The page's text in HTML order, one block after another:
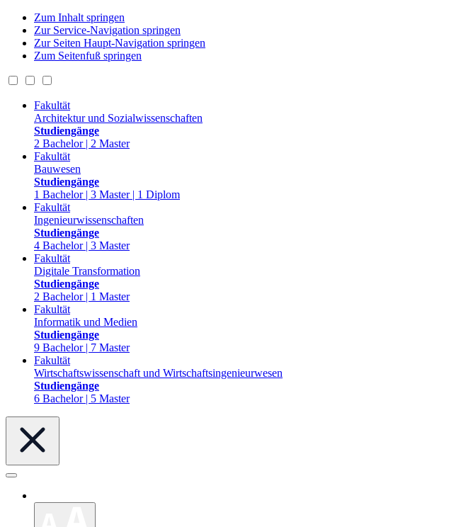
Zum Inhalt springen
Zur Service-Navigation springen
Zur Seiten Haupt-Navigation springen
Zum Seitenfuß springen
Fakultät
Architektur und Sozialwissenschaften
Studiengänge
2 Bachelor | 2 Master
Fakultät
Bauwesen
Studiengänge
1 Bachelor | 3 Master | 1 Diplom
Fakultät
Ingenieurwissenschaften
Studiengänge
4 Bachelor | 3 Master
Fakultät
Digitale Transformation
Studiengänge
2 Bachelor | 1 Master
Fakultät
Informatik und Medien
Studiengänge
9 Bachelor | 7 Master
Fakultät
Wirtschaftswissenschaft und Wirtschaftsingenieurwesen
Studiengänge
6 Bachelor | 5 Master